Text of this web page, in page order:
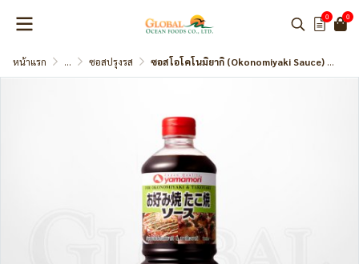
0 0
หน้าแรก ... ซอสปรุงรส ซอสโอโคโนมิยากิ (Okonomiyaki Sauce) แบรนด์ Yamamori